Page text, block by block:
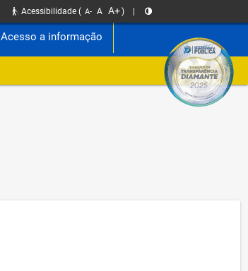
Acessibilidade ( A- A A+)
Acesso a informação